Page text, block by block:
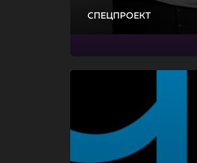
СПЕЦПРОЕКТ